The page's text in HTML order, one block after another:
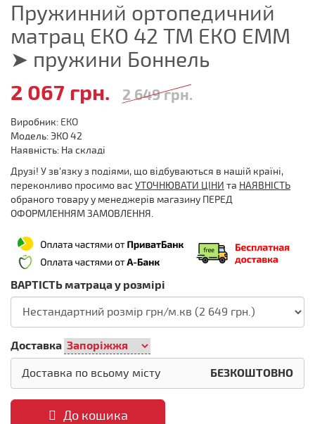
Пружинний ортопедичний
матрац ЕКО 42 ТМ ЕКО ЕММ
➤ пружини Боннель
2 067 грн.
2 649 грн.
Виробник: ЕКО
Модель: ЭКО 42
Наявність: На складі
Друзі! У зв'язку з подіями, що відбуваються в нашій країні,
переконливо просимо васУТОЧНЮВАТИ ЦІНИ та НАЯВНІСТЬ
обраного товару у менеджерів магазину ПЕРЕД
ОФОРМЛЕННЯМ ЗАМОВЛЕННЯ.
ВАРТІСТЬ матраца у розмірі
Доставка
Доставка по всьому місту
БЕЗКОШТОВНО
До кошика